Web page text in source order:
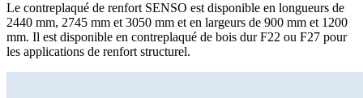
Le contreplaqué de renfort SENSO est disponible en longueurs de
2440 mm, 2745 mm et 3050 mm et en largeurs de 900 mm et 1200
mm. Il est disponible en contreplaqué de bois dur F22 ou F27 pour
les applications de renfort structurel.